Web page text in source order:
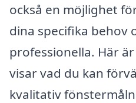
också en möjlighet
dina specifika behov
professionella. Här
visar vad du kan
kvalitativ